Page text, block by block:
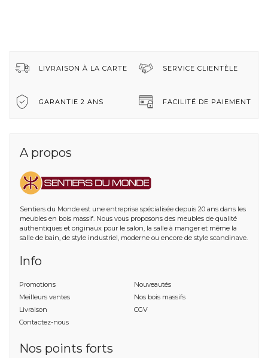
LIVRAISON À LA CARTE SERVICE CLIENTÈLE
GARANTIE 2 ANS FACILITÉ DE PAIEMENT
A propos
Sentiers du Monde est une entreprise spécialisée depuis 20 ans dans les
meubles en bois massif. Nous vous proposons des meubles de qualité
authentiques et originaux pour le salon, la salle à manger et même la
salle de bain, de style industriel, moderne ou encore de style scandinave.
Info
Promotions
Nouveautés
Meilleurs ventes
Nos bois massifs
Livraison
CGV
Contactez-nous
Nos points forts